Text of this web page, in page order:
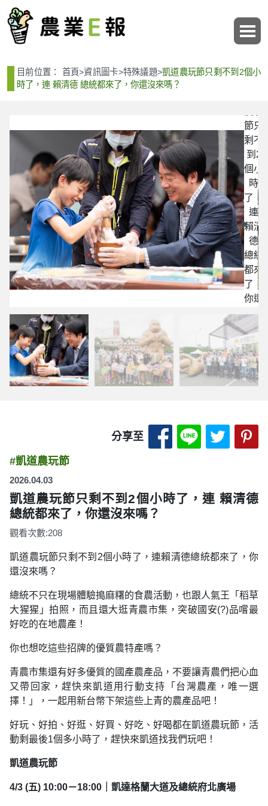
目前位置： 首頁>資訊圖卡>特殊議題>凱道農玩節只剩不到2個小
時了，連 賴清德 總統都來了，你還沒來嗎？
節只
剩不
到2
個小
時
了，
連
賴清
德
總統
都來
了，
你還
沒來
嗎？
分享至 分享至 Facebook-
分享至分享
#凱道農玩節
2026.04.03
凱道農玩節只剩不到2個小時了，連 賴清德
總統都來了，你還沒來嗎？
觀看次數:208
凱道農玩節只剩不到2個小時了，連賴清德總統都來了，你
還沒來嗎？
總統不只在現場體驗搗麻糬的食農活動，也跟人氣王「稻草
大猩猩」拍照，而且還大逛青農市集，突破國安(?)品嚐最
好吃的在地農產！
你也想吃這些招牌的優質農特產嗎？
青農市集還有好多優質的國產農產品，不要讓青農們把心血
又帶回家，趕快來凱道用行動支持「台灣農產，唯一選
擇！」，一起用新台幣下架這些上青的農產品吧！
好玩、好拍、好逛、好買、好吃、好喝都在凱道農玩節，活
動剩最後1個多小時了，趕快來凱道找我們玩吧！
凱道農玩節
4/3 (五) 10:00－18:00｜凱達格蘭大道及總統府北廣場